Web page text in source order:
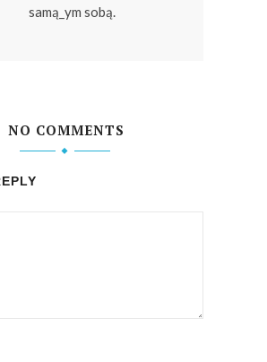
samą_ym sobą.
NO COMMENTS